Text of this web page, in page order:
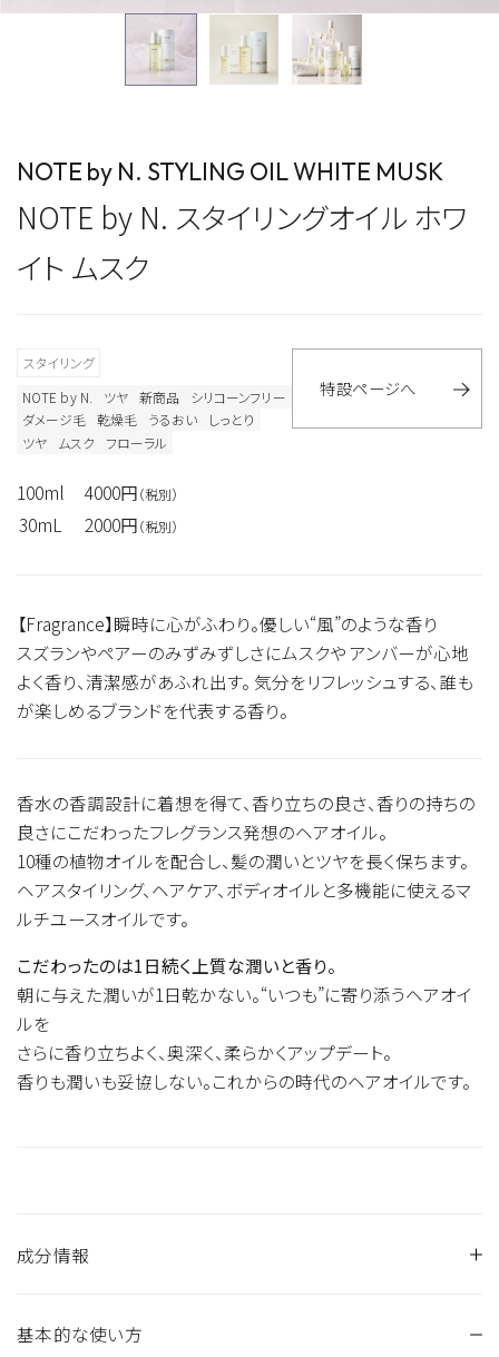
NOTE by N. STYLING OIL WHITE MUSK
NOTE by N. スタイリングオイル ホワ
イト ムスク
スタイリング
NOTE by N.
ツヤ 新商品
シリコーンフリー
ダメージ毛 乾燥毛 うるおい
しっとり
ツヤ
ムスク フローラル
100ml 4000円（税別）
30mL 2000円（税別）
特設ページへ
【Fragrance】瞬時に心がふわり。優しい“風”のような香り
スズランやペアーのみずみずしさにムスクや アンバーが心地
よく香り、清潔感があふれ出す。 気分をリフレッシュする、誰も
が楽しめるブランドを代表する香り。
香水の香調設計に着想を得て、香り立ちの良さ、香りの持ちの
良さにこだわったフレグランス発想のヘアオイル。
10種の植物オイルを配合し、髪の潤いとツヤを長く保ちます。
ヘアスタイリング、ヘアケア、ボディオイルと多機能に使えるマ
ルチユースオイルです。
こだわったのは1日続く上質な潤いと香り。
朝に与えた潤いが1日乾かない。“いつも”に寄り添うヘアオイ
ルを
さらに香り立ちよく、奥深く、柔らかくアップデート。
香りも潤いも妥協しない。これからの時代のヘアオイルです。
成分情報
ゴマ油、サフラワー油、ヒマワリ種子油、ホホバ種子油、香料、シ
基本的な使い方